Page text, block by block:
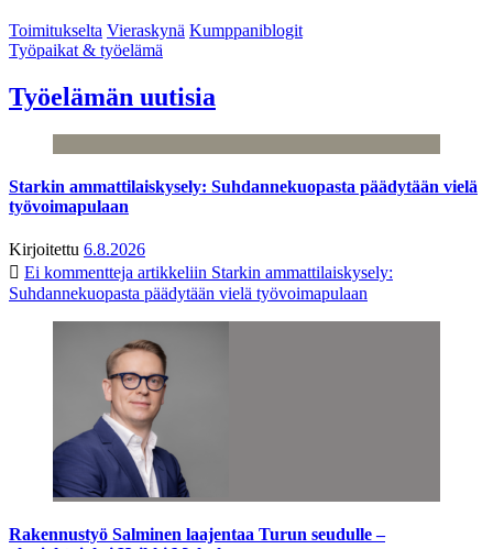
Toimitukselta Vieraskynä Kumppaniblogit
Työpaikat & työelämä
Työelämän uutisia
Starkin ammattilaiskysely: Suhdannekuopasta päädytään vielä
työvoimapulaan
Kirjoitettu 6.8.2026
Ei kommentteja artikkeliin Starkin ammattilaiskysely:
Suhdannekuopasta päädytään vielä työvoimapulaan
Rakennustyö Salminen laajentaa Turun seudulle –